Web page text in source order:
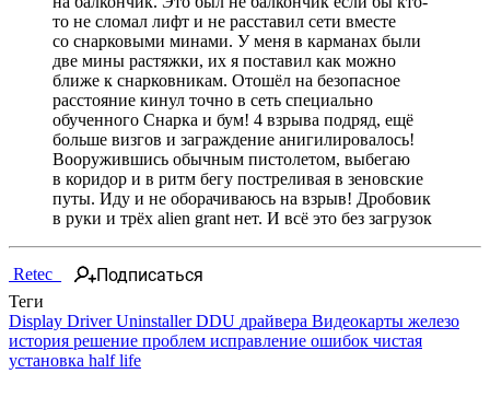
то не сломал лифт и не расставил сети вместе
со снарковыми минами. У меня в карманах были
две мины растяжки, их я поставил как можно
ближе к снарковникам. Отошёл на безопасное
расстояние кинул точно в сеть специально
обученного Снарка и бум! 4 взрыва подряд, ещё
больше визгов и заграждение анигилировалось!
Вооружившись обычным пистолетом, выбегаю
в коридор и в ритм бегу постреливая в зеновские
путы. Иду и не оборачиваюсь на взрыв! Дробовик
в руки и трёх alien grant нет. И всё это без загрузок
Retec_ Подписаться
Теги
Display Driver UninstallerDDU драйвера Видеокарты железо
история решение проблем исправление ошибок чистая
установка half life